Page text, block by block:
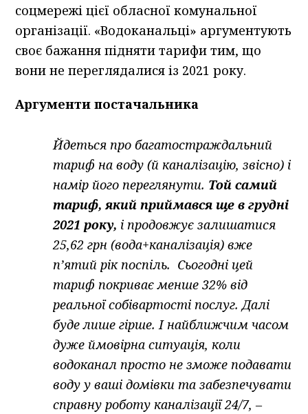
соцмережі цієї обласної комунальної
організації. «Водоканальці» аргументують
своє бажання підняти тарифи тим, що
вони не переглядалися із 2021 року.
Аргументи постачальника
Йдеться про багатостраждальний
тариф на воду (й каналізацію, звісно) і
намір його переглянути. Той самий
тариф, який приймався ще в грудні
2021 року, і продовжує залишатися
25,62 грн (вода+каналізація) вже
пʼятий рік поспіль. Сьогодні цей
тариф покриває менше 32% від
реальної собівартості послуг. Далі
буде лише гірше. І найближчим часом
дуже ймовірна ситуація, коли
водоканал просто не зможе подавати
воду у ваші домівки та забезпечувати
справну роботу каналізації 24/7, –